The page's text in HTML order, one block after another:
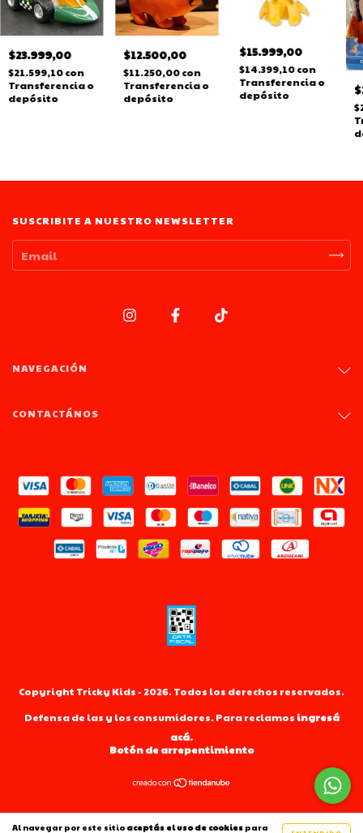
Al navegar por este sitio aceptás el uso de cookies para
$23.999,00
$21.599,10con
Transferencia o
depósito
$12.500,00
$11.250,00con
Transferencia o
depósito
$15.999,00
$14.399,10con
Transferencia o
depósito
SUSCRIBITE A NUESTRO NEWSLETTER
NAVEGACIÓN
CONTACTÁNOS
Copyright Tricky Kids - 2026. Todos los derechos reservados.
Defensa de las y los consumidores. Para reclamos ingresá
acá.
Botón de arrepentimiento